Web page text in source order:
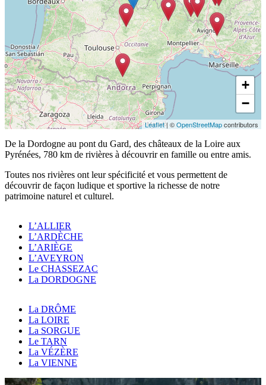
+
−
Leaflet| ©OpenStreetMapcontributors
De la Dordogne au pont du Gard, des châteaux de la Loire aux
Pyrénées, 780 km de rivières à découvrir en famille ou entre amis.
Toutes nos rivières ont leur spécificité et vous permettent de
découvrir de façon ludique et sportive la richesse de notre
patrimoine naturel et culturel.
L’ALLIER
L’ARDÈCHE
L’ARIÈGE
L’AVEYRON
Le CHASSEZAC
La DORDOGNE
La DRÔME
La LOIRE
La SORGUE
Le TARN
La VÉZÈRE
La VIENNE